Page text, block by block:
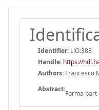
Identifier: LlO:388
Handle: https://
Authors: Francesco
Abstract:
Forma part